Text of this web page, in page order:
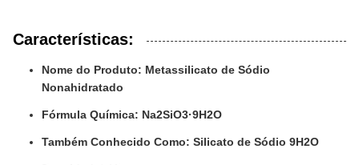
Características:
Nome do Produto: Metassilicato de Sódio
Nonahidratado
Fórmula Química: Na2SiO3·9H2O
Também Conhecido Como: Silicato de Sódio 9H2O